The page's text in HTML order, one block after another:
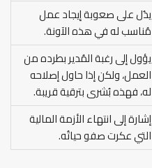
يدُل على صعوبة إيجاد عمل
مُناسب له في هذه الآونة.
يؤول إلى رغبة المُدير بطرده من
العمل، ولكن إذا حاول إصلاحه
له، فهذه بُشرى بترقية قريبة.
إشارة إلى انتهاء الأزمة المالية
التي عكرت صفو حياتُه.